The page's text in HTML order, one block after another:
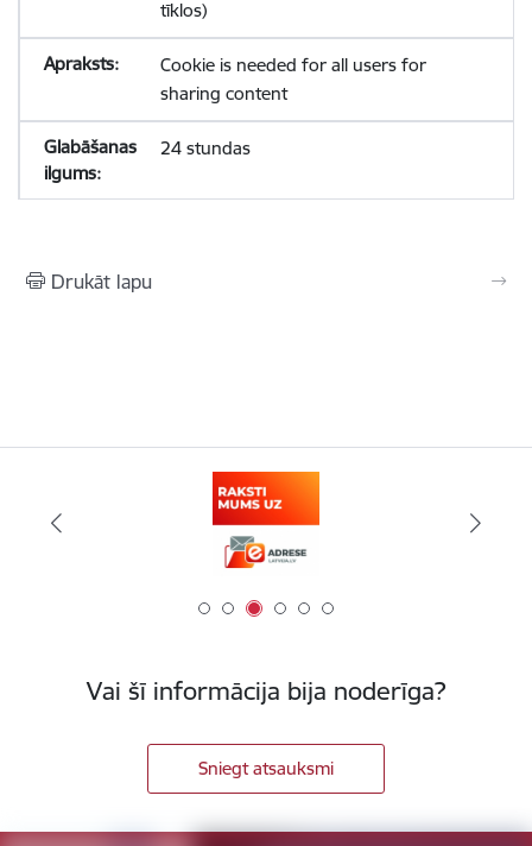
tīklos)
Cookie is needed for all users for
sharing content
24 stundas
Drukāt lapu
Vai šī informācija bija noderīga?
Sniegt atsauksmi